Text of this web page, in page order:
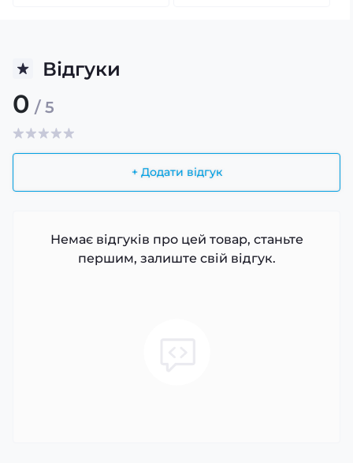
Відгуки
0 / 5
+ Додати відгук
Немає відгуків про цей товар, станьте
першим, залиште свій відгук.